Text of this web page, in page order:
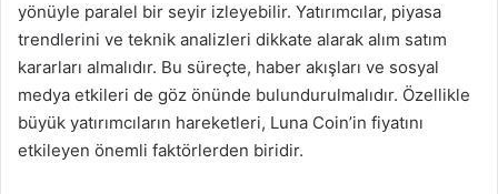
yönüyle paralel bir seyir izleyebilir. Yatırımcılar, piyasa
trendlerini ve teknik analizleri dikkate alarak alım satım
kararları almalıdır. Bu süreçte, haber akışları ve sosyal
medya etkileri de göz önünde bulundurulmalıdır. Özellikle
büyük yatırımcıların hareketleri, Luna Coin’in fiyatını
etkileyen önemli faktörlerden biridir.